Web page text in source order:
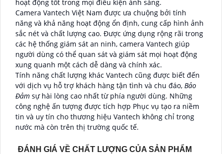
hoạt động tốt trong mọi điều kiện ánh sáng.
Camera Vantech Việt Nam được ưa chuộng bởi tính
năng và khả năng hoạt động ổn định, cung cấp hình ảnh
sắc nét và chất lượng cao. Được ứng dụng rộng rãi trong
các hệ thống giám sát an ninh, camera Vantech giúp
người dùng có thể quan sát và giám sát mọi hoạt động
xung quanh một cách dễ dàng và chính xác.
Tính năng chất lượng khác Vantech cũng được biết đến
với dịch vụ hỗ trợ khách hàng tận tình và chu đáo, Bảo
Đảm sự hài lòng cao nhất từ phía người dùng. Những
công nghệ ấn tượng được tích hợp Phục vụ tạo ra niềm
tin và uy tín cho thương hiệu Vantech không chỉ trong
nước mà còn trên thị trường quốc tế.
ĐÁNH GIÁ VỀ CHẤT LƯỢNG CỦA SẢN PHẨM